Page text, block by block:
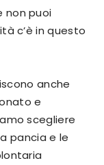
non puoi
c’è in questo
anche
e
scegliere
pancia e le